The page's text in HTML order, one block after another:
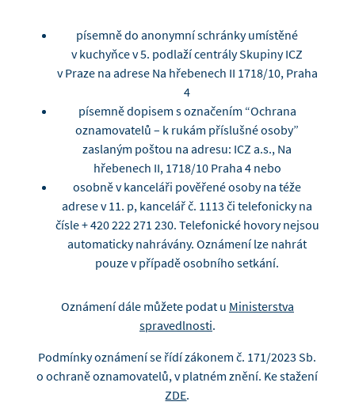
písemně do anonymní schránky umístěné
v kuchyňce v 5. podlaží centrály Skupiny ICZ
v Praze na adrese Na hřebenech II 1718/10, Praha
4
písemně dopisem s označením “Ochrana
oznamovatelů – k rukám příslušné osoby”
zaslaným poštou na adresu: ICZ a.s., Na
hřebenech II, 1718/10 Praha 4 nebo
osobně v kanceláři pověřené osoby na téže
adrese v 11. p, kancelář č. 1113 či telefonicky na
čísle + 420 222 271 230. Telefonické hovory nejsou
automaticky nahrávány. Oznámení lze nahrát
pouze v případě osobního setkání.
Oznámení dále můžete podat u Ministerstva
spravedlnosti.
Podmínky oznámení se řídí zákonem č. 171/2023 Sb.
o ochraně oznamovatelů, v platném znění. Ke stažení
ZDE.